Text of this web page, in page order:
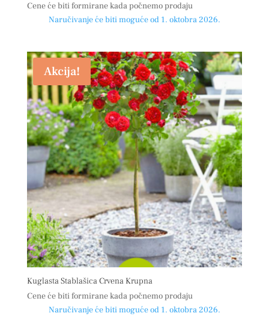
Cene će biti formirane kada počnemo prodaju
Naručivanje će biti moguće od 1. oktobra 2026.
Akcija!
Kuglasta Stablašica Crvena Krupna
Cene će biti formirane kada počnemo prodaju
Naručivanje će biti moguće od 1. oktobra 2026.